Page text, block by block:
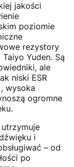
jakości
poziomie
rezystory
Yuden. Są
ale
niski ESR
wysoka
ogromne
utrzymuje
i
– od
po